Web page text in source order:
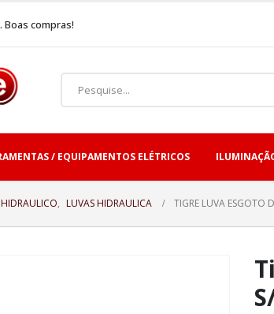
Boas compras!
/ EQUIPAMENTOS ELÉTRICOS
, LUVAS HIDRAULICA TIGRE LUVA ESGOTO